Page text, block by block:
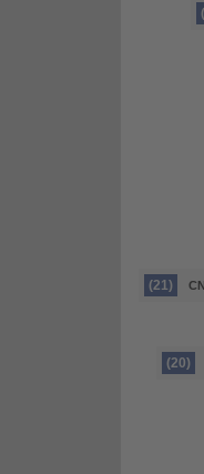
(21)
(20)